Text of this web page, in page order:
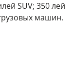
SUV; 350 лей
машин.